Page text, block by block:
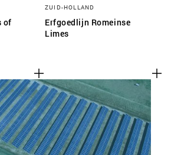
of
ZUID-HOLLAND
Erfgoedlijn Romeinse
Limes